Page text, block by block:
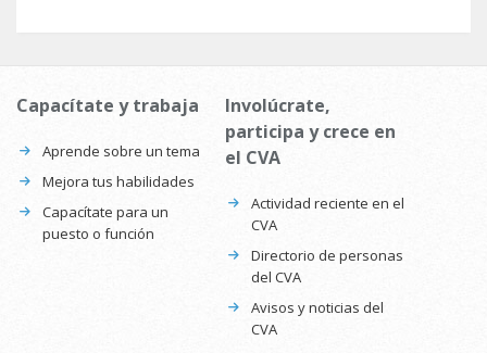
Capacítate y trabaja
Aprende sobre un tema
Mejora tus habilidades
Capacítate para un
puesto o función
Involúcrate,
participa y crece en
el CVA
Actividad reciente en el
CVA
Directorio de personas
del CVA
Avisos y noticias del
CVA